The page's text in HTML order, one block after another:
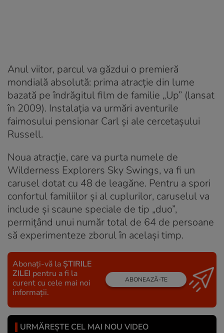
Anul viitor, parcul va găzdui o premieră
mondială absolută: prima atracție din lume
bazată pe îndrăgitul film de familie „Up” (lansat
în 2009). Instalația va urmări aventurile
faimosului pensionar Carl și ale cercetașului
Russell.
Noua atracție, care va purta numele de
Wilderness Explorers Sky Swings, va fi un
carusel dotat cu 48 de leagăne. Pentru a spori
confortul familiilor și al cuplurilor, caruselul va
include și scaune speciale de tip „duo”,
permițând unui număr total de 64 de persoane
să experimenteze zborul în același timp.
Abonați-vă la ȘTIRILE
ZILEI pentru a fi la
curent cu cele mai noi
informații.
ABONEAZĂ-TE
URMĂREȘTE CEL MAI NOU VIDEO